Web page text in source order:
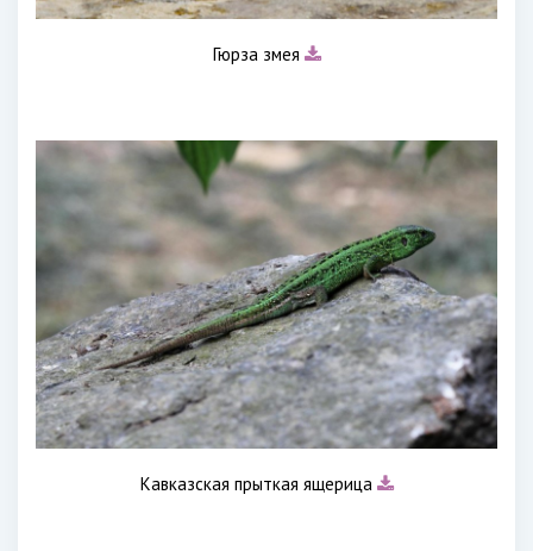
Гюрза змея
Кавказская прыткая ящерица